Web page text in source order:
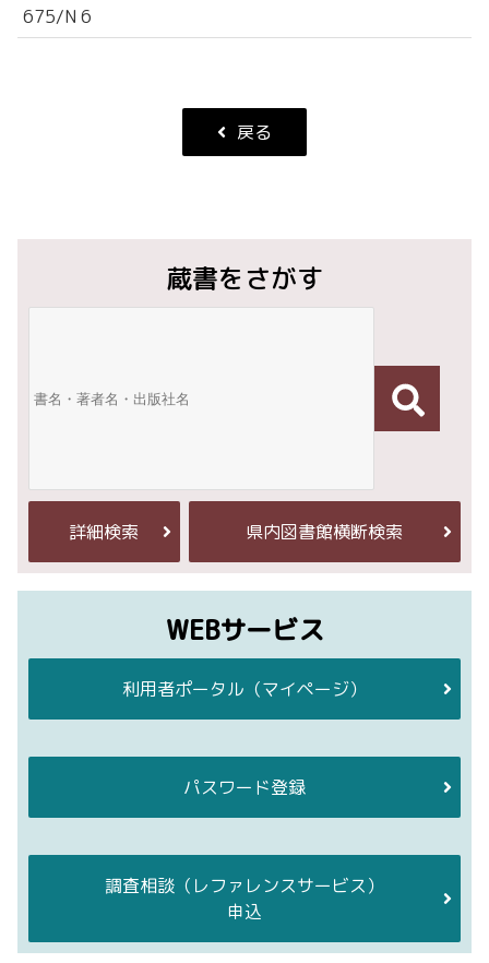
675/N 6
戻る
蔵書をさがす
詳細検索 県内図書館横断検索
WEBサービス
利用者ポータル （マイページ）
パスワード登録
調査相談 （レファレンスサービス）
申込